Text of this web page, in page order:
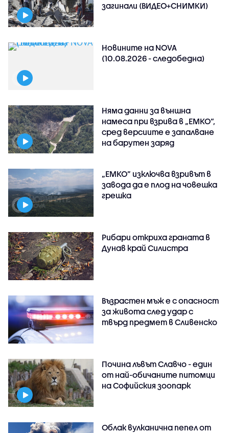
загинали (ВИДЕО+СНИМКИ)
Новините на NOVA
(10.08.2026 - следобедна)
Няма данни за външна
намеса при взрива в „ЕМКО“,
сред версиите е запалване
на барутен заряд
„ЕМКО” изключва взривът в
завода да е плод на човешка
грешка
Рибари откриха граната в
Дунав край Силистра
Възрастен мъж е с опасност
за живота след удар с
твърд предмет в Сливенско
Почина лъвът Славчо - един
от най-обичаните питомци
на Софийския зоопарк
Облак вулканична пепел от